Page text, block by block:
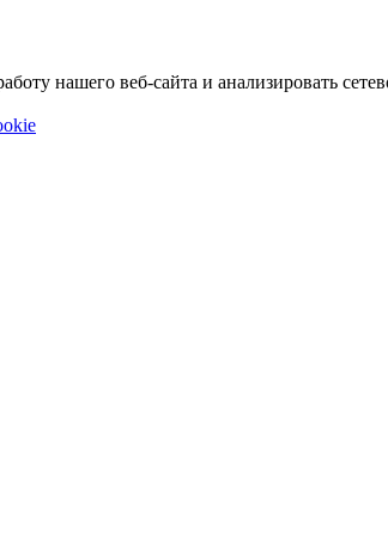
нашего веб-сайта и анализировать